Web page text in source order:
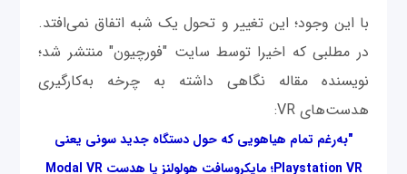
با این وجود؛ این تغییر و تحول یک شبه اتفاق نمی‌افتد.
در مطلبی که اخیرا توسط سایت "فورچیون" منتشر شد؛
نویسنده مقاله نگاهی داشته به چرخه به‌کارگیری
هدست‌های VR:
"به‌رغم تمام هیاهویی که حول دستگاه جدید سونی یعنی
Playstation VR؛ مایکروسافت هولولنز یا هدست Modal VR